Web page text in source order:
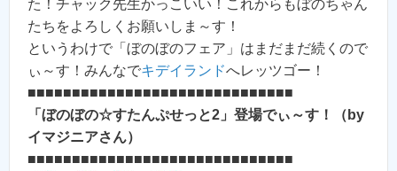
た！チャック先生かっこいい！これからもぼのちゃん
たちをよろしくお願いしま～す！
というわけで「ぼのぼのフェア」はまだまだ続くので
ぃ～す！みんなでキデイランドへレッツゴー！
■■■■■■■■■■■■■■■■■■■■■■■■■■■■■■
「ぼのぼの☆すたんぷせっと2」登場でぃ～す！（by
イマジニアさん）
■■■■■■■■■■■■■■■■■■■■■■■■■■■■■■